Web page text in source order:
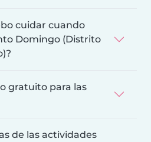
cuidar cuando
Domingo (Distrito
gratuito para las
de las actividades